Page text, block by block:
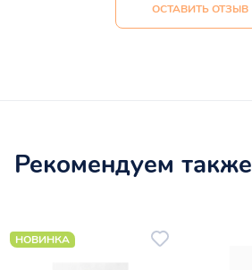
ОСТАВИТЬ ОТЗЫВ
Рекомендуем также
НОВИНКА